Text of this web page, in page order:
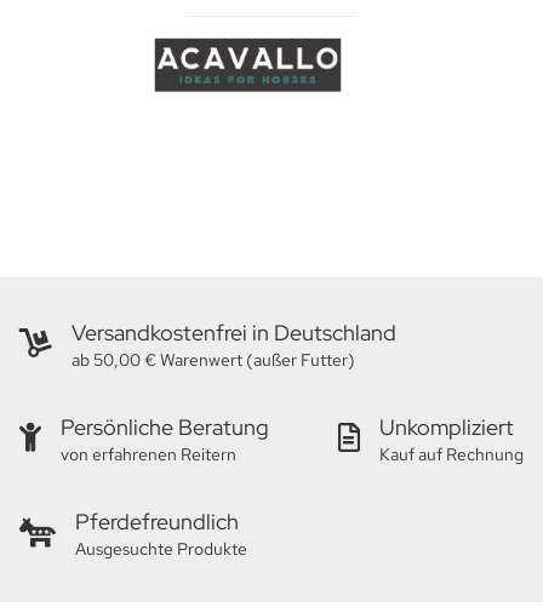
Versandkostenfrei in Deutschland
ab 50,00 € Warenwert (außer Futter)
Persönliche Beratung
von erfahrenen Reitern
Unkompliziert
Kauf auf Rechnung
Pferdefreundlich
Ausgesuchte Produkte